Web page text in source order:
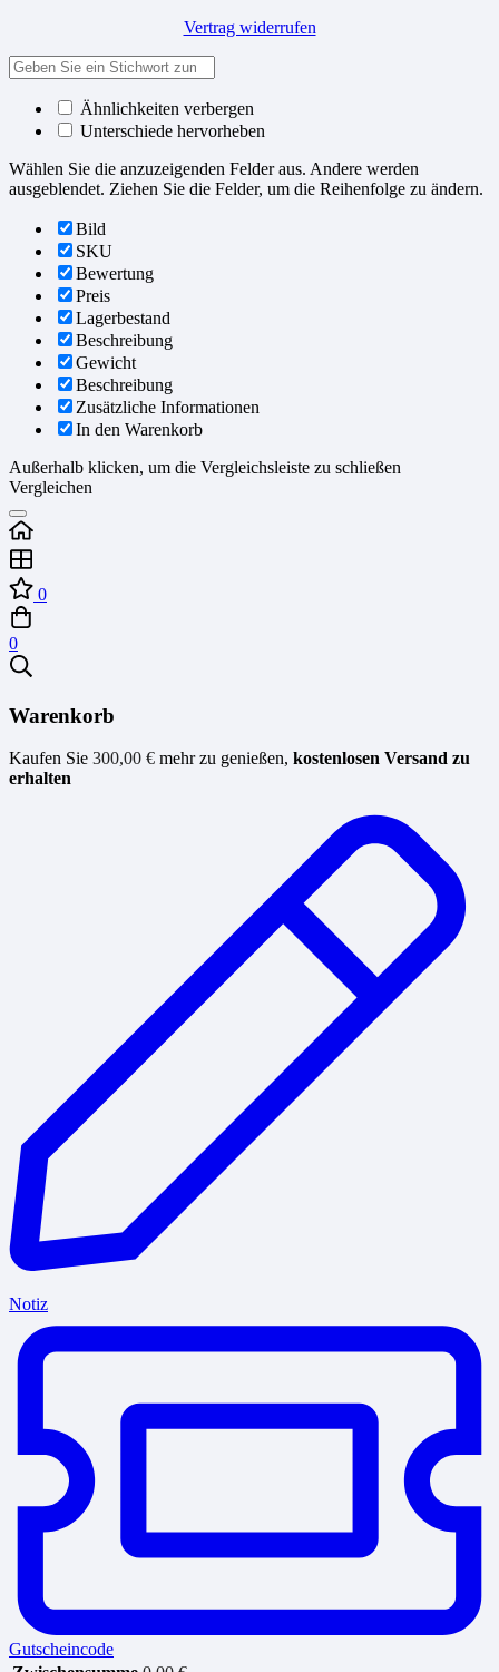
Vertrag widerrufen
Ähnlichkeiten verbergen
Unterschiede hervorheben
Wählen Sie die anzuzeigenden Felder aus. Andere werden
ausgeblendet. Ziehen Sie die Felder, um die Reihenfolge zu ändern.
Bild
SKU
Bewertung
Preis
Lagerbestand
Beschreibung
Gewicht
Beschreibung
Zusätzliche Informationen
In den Warenkorb
Außerhalb klicken, um die Vergleichsleiste zu schließen
Vergleichen
0
0
Warenkorb
Kaufen Sie 300,00 € mehr zu genießen, kostenlosen Versand zu
erhalten
Notiz
Gutscheincode